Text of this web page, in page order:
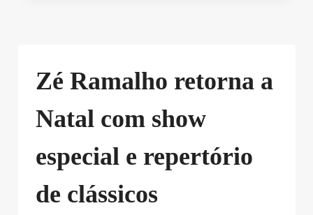
Zé Ramalho retorna a
Natal com show
especial e repertório
de clássicos